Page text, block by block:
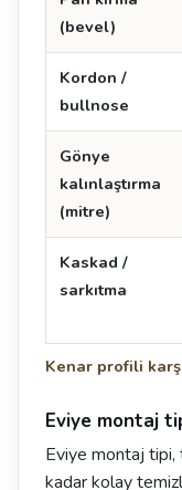
Kenar profili
(bevel)
Kordon /
bullnose
Gönye
kalınlaştırma
(mitre)
Kaskad /
sarkıtma
Eviye montaj
Eviye montaj tipi,
kadar kolay